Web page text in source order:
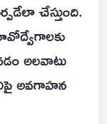
చేస్తుంది.
అలవాటు
అవగాహన